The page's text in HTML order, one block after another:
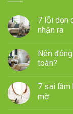
7 lỗi dọn
nhận ra
Nên
toàn?
7 sai lầm
mờ